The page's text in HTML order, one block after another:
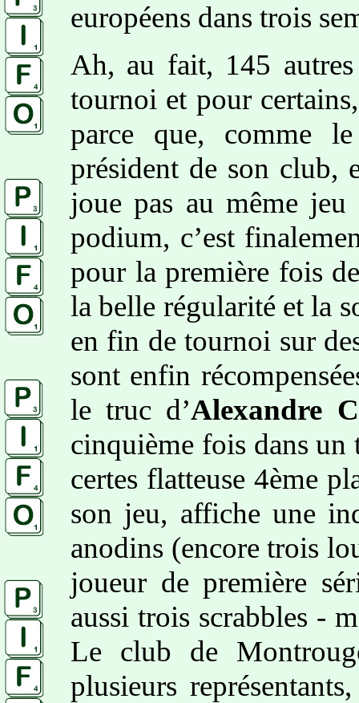
européens dans trois
Ah, au fait, 145
tournoi et pour
parce que, comme
président de son club,
joue pas au même
podium, c’est
pour la première fois
la belle régularité et la
en fin de tournoi sur
sont enfin
le truc d’Alexandre
cinquième fois dans
certes flatteuse 4ème
son jeu, affiche une
anodins (encore trois
joueur de première
aussi trois scrabbles -
Le club de
plusieurs